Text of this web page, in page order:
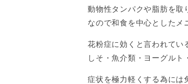
動物性タンパクや脂肪を取
なので和食を中心としたメ
花粉症に効くと言われてい
しそ・魚介類・ヨーグル
症状を極力軽くする為には